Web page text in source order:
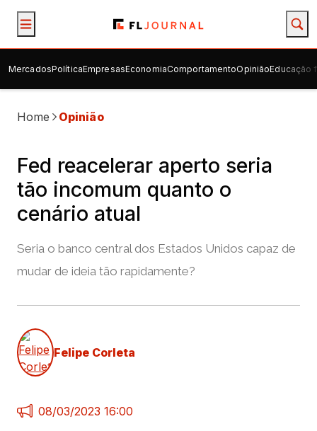
MercadosPolíticaEmpresasEconomiaComportamentoOpiniãoEducação
Home Opinião
Fed reacelerar aperto seria
tão incomum quanto o
cenário atual
Seria o banco central dos Estados Unidos capaz de
mudar de ideia tão rapidamente?
Felipe Corleta
08/03/2023 16:00